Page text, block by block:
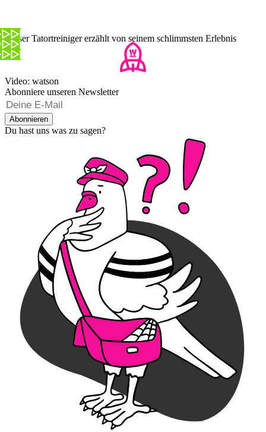
Dieser Tatortreiniger erzählt von seinem schlimmsten Erlebnis
Video: watson
Abonniere unseren Newsletter
Abonnieren
Du hast uns was zu sagen?